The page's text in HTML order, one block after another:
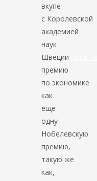
вкупе
с Королевской
академией
наук
Швеции
премию
по экономике
как
еще
одну
Нобелевскую
премию,
такую же
как,